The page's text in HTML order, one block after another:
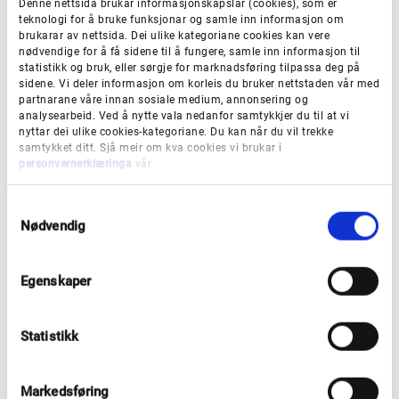
Denne nettsida brukar informasjonskapslar (cookies), som er
teknologi for å bruke funksjonar og samle inn informasjon om
brukarar av nettsida. Dei ulike kategoriane cookies kan vere
nødvendige for å få sidene til å fungere, samle inn informasjon til
statistikk og bruk, eller sørgje for marknadsføring tilpassa deg på
sidene. Vi deler informasjon om korleis du bruker nettstaden vår med
partnarane våre innan sosiale medium, annonsering og
analysearbeid. Ved å nytte vala nedanfor samtykkjer du til at vi
nyttar dei ulike cookies-kategoriane. Du kan når du vil trekke
samtykket ditt. Sjå meir om kva cookies vi brukar i
personvernerklæringa vår.
Nødvendig
Egenskaper
Statistikk
Markedsføring
skeiv ungdom blant anna gjennom handlingsprogram
for folkehelse, og når det skal lagast retningslinjer for
framtidige fylkeskommunale bygg.
Fylkesutvalet vedtok desse ti
punkta i møtet 4. juni
seksualitetsrelatert mobbing i den vidaregåande
vidaregåande skulane i Vestland for å sikre
gjerast ved at fylkesdirektør sender ut ei
Gjennomføre ein workshop saman med